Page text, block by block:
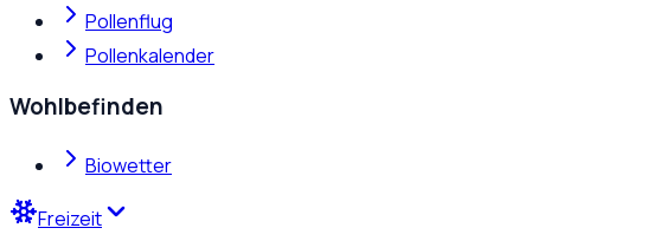
Pollenflug
Pollenkalender
Wohlbefinden
Biowetter
Freizeit